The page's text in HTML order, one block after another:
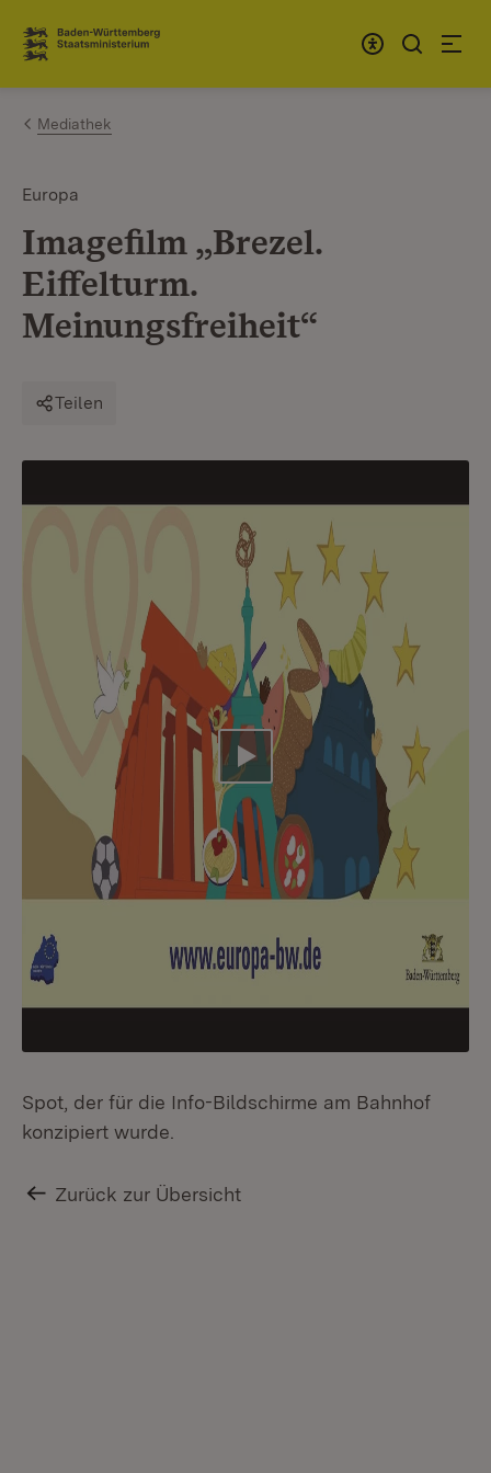
Zum Inhalt springen
Link zur Startseite
Mediathek
Europa
Imagefilm „Brezel.
Eiffelturm.
Meinungsfreiheit“
Teilen
Video abspielen
Spot, der für die Info-Bildschirme am Bahnhof
konzipiert wurde.
Zurück zur Übersicht